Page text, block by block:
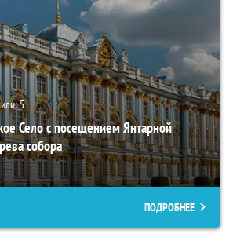
5
Село с посещением Янтарной
собора
ПОДРОБНЕЕ